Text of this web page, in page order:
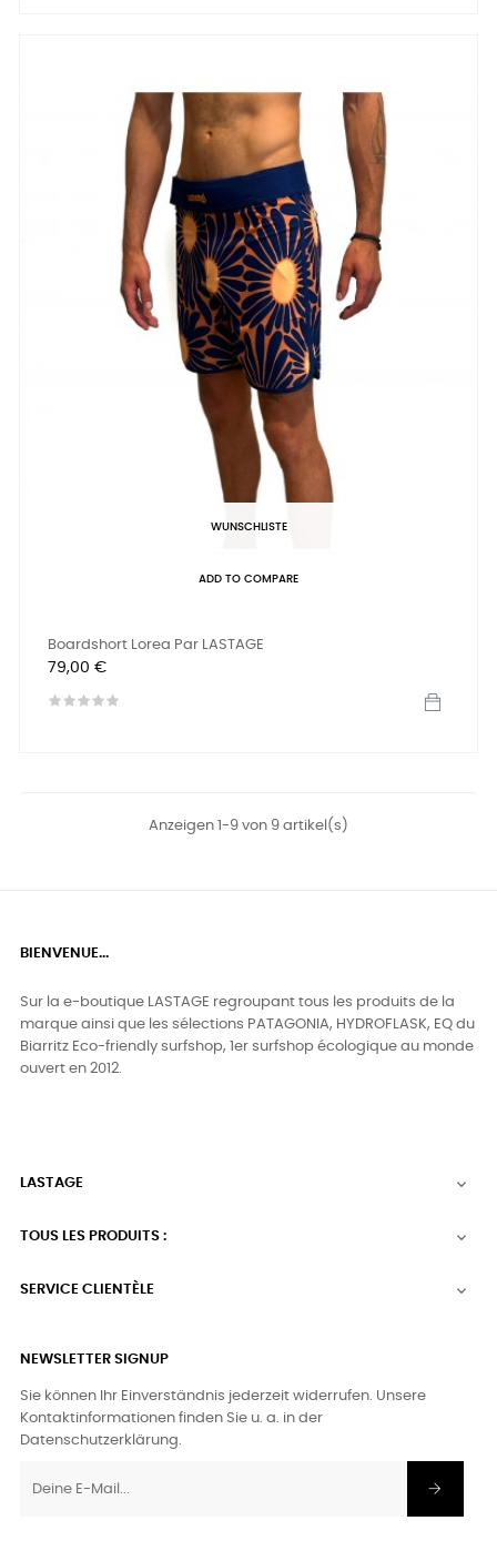
WUNSCHLISTE
ADD TO COMPARE
Boardshort Lorea Par LASTAGE
Preis
79,00 €
Anzeigen 1-9 von 9 artikel(s)
BIENVENUE...
Sur la e-boutique LASTAGE regroupant tous les produits de la
marque ainsi que les sélections PATAGONIA, HYDROFLASK, EQ du
Biarritz Eco-friendly surfshop, 1er surfshop écologique au monde
ouvert en 2012.
LASTAGE 
TOUS LES PRODUITS : 
SERVICE CLIENTÈLE 
NEWSLETTER SIGNUP
Sie können Ihr Einverständnis jederzeit widerrufen. Unsere
Kontaktinformationen finden Sie u. a. in der
Datenschutzerklärung.